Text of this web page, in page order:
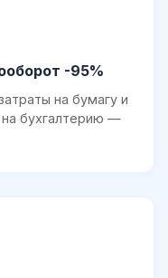
-95%
на бумагу и
на бухгалтерию —